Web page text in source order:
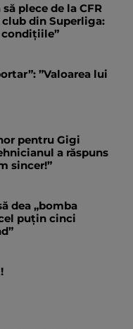
plece de la CFR
din Superliga:
”Valoarea lui
pentru Gigi
a răspuns
sincer!”
dea „bomba
puțin cinci